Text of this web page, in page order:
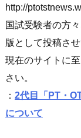
http://
国試受験者の方
版として投稿さ
現在のサイトに
さい。
： 2代目「PT・
について